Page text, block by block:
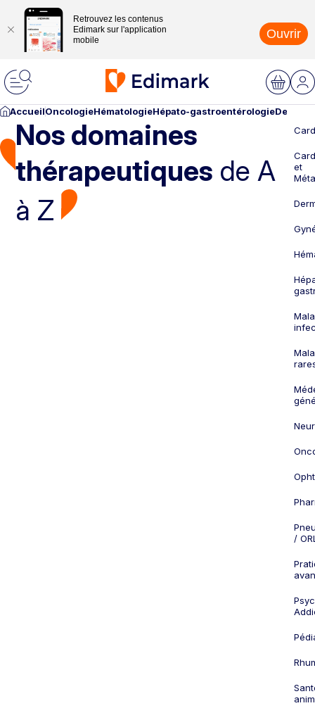
Retrouvez les contenus
Edimark sur l'application
mobile
Ouvrir
AccueilOncologieHématologieHépato-gastroentérologie
Nos domaines
thérapeutiques de A
à Z
et
/